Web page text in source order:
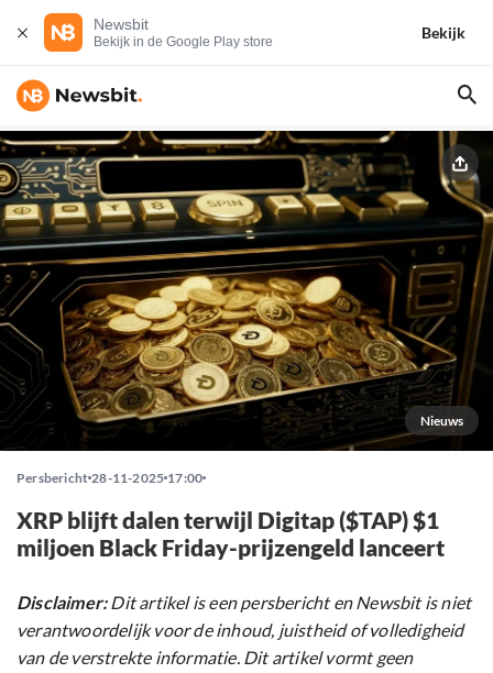
Newsbit
Bekijk in de Google Play store
Bekijk
Nieuws
Persbericht 28-11-2025 17:00
XRP blijft dalen terwijl Digitap ($TAP) $1
miljoen Black Friday-prijzengeld lanceert
Disclaimer:Dit artikel is een persbericht en Newsbit is niet
verantwoordelijk voor de inhoud, juistheid of volledigheid
van de verstrekte informatie. Dit artikel vormt geen